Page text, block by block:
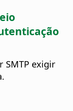
SMTP exigir